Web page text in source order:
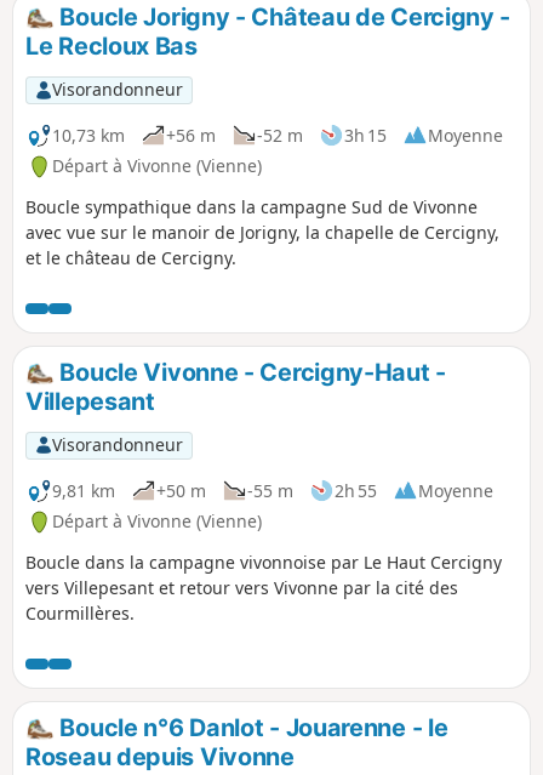
Boucle Jorigny - Château de Cercigny -
Le Recloux Bas
Visorandonneur
10,73 km
+56 m -52 m 3h 15
Moyenne
Départ à Vivonne (Vienne)
Boucle sympathique dans la campagne Sud de Vivonne
avec vue sur le manoir de Jorigny, la chapelle de Cercigny,
et le château de Cercigny.
Boucle Vivonne - Cercigny-Haut -
Villepesant
Visorandonneur
9,81 km
+50 m -55 m 2h 55
Moyenne
Départ à Vivonne (Vienne)
Boucle dans la campagne vivonnoise par Le Haut Cercigny
vers Villepesant et retour vers Vivonne par la cité des
Courmillères.
Boucle n°6 Danlot - Jouarenne - le
Roseau depuis Vivonne